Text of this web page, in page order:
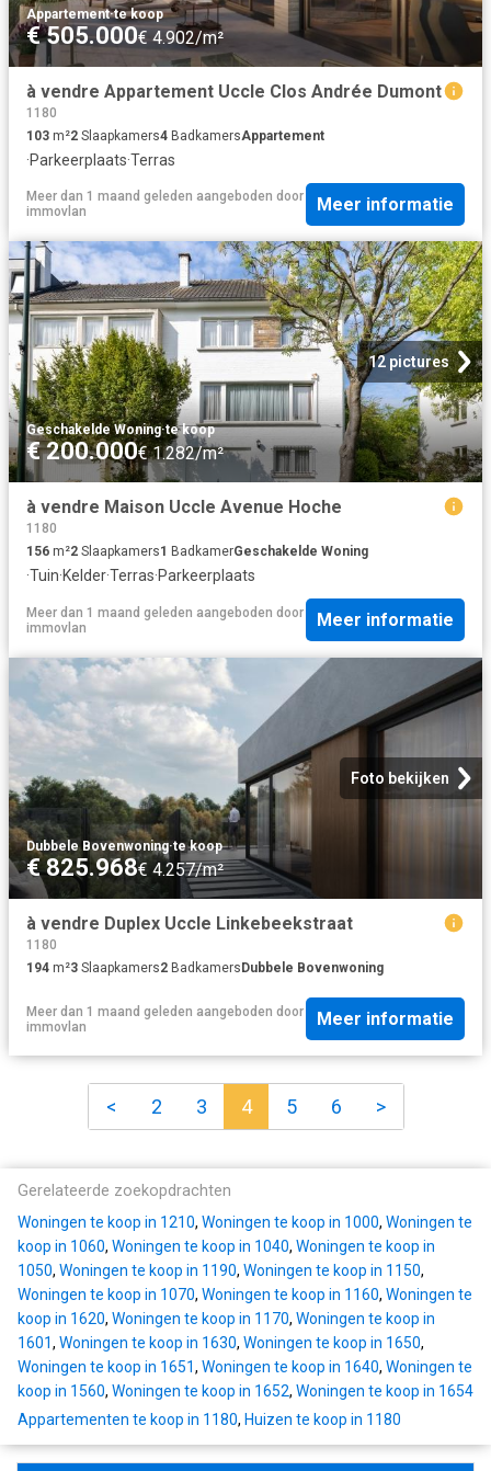
Appartement·te koop
€ 505.000€ 4.902/m²
à vendre Appartement Uccle Clos Andrée Dumont
1180
103 m²2 Slaapkamers4 BadkamersAppartement
·Parkeerplaats·Terras
Meer dan 1 maand geleden aangeboden door
immovlan
Meer informatie
12 pictures
Geschakelde Woning·te koop
€ 200.000€ 1.282/m²
à vendre Maison Uccle Avenue Hoche
1180
156 m²2 Slaapkamers1 BadkamerGeschakelde Woning
·Tuin·Kelder·Terras·Parkeerplaats
Meer dan 1 maand geleden aangeboden door
immovlan
Meer informatie
Foto bekijken
Dubbele Bovenwoning·te koop
€ 825.968€ 4.257/m²
à vendre Duplex Uccle Linkebeekstraat
1180
194 m²3 Slaapkamers2 BadkamersDubbele Bovenwoning
Meer dan 1 maand geleden aangeboden door
immovlan
Meer informatie
< 2 3 4 5 6 >
Gerelateerde zoekopdrachten
Woningen te koop in 1210, Woningen te koop in 1000, Woningen te
koop in 1060, Woningen te koop in 1040, Woningen te koop in
1050, Woningen te koop in 1190, Woningen te koop in 1150,
Woningen te koop in 1070, Woningen te koop in 1160, Woningen te
koop in 1620, Woningen te koop in 1170, Woningen te koop in
1601, Woningen te koop in 1630, Woningen te koop in 1650,
Woningen te koop in 1651, Woningen te koop in 1640, Woningen te
koop in 1560, Woningen te koop in 1652, Woningen te koop in 1654
Appartementen te koop in 1180, Huizen te koop in 1180